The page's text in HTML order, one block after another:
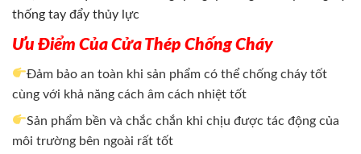
thống tay đẩy thủy lực
Ưu Điểm Của Cửa Thép Chống Cháy
Đảm bảo an toàn khi sản phẩm có thể chống cháy tốt
cùng với khả năng cách âm cách nhiệt tốt
Sản phẩm bền và chắc chắn khi chịu được tác động của
môi trường bên ngoài rất tốt